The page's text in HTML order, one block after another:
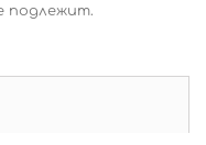
подлежит.